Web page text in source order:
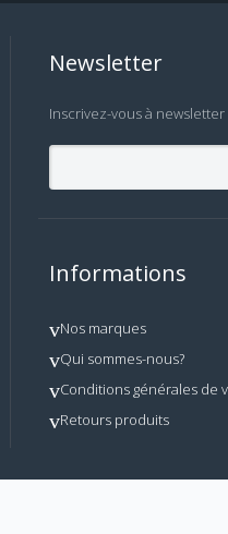
Newsletter
Inscrivez-vous à
Informations
Nos marques
Qui sommes-nous?
Conditions générales de
Retours produits